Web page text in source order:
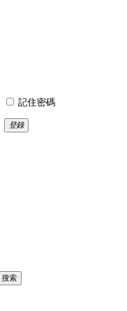
記住密碼
登錄
搜索